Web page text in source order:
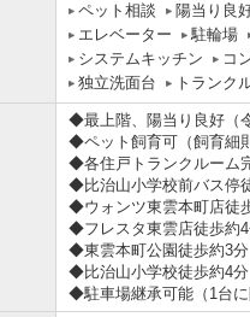
ペット相談 陽当り良
エレベーター
駐輪場
システムキッチン
コ
独立洗面台
トランク
◆最上階、陽当り良好（
◆ペット飼育可（飼育細
◆各住戸トランクルーム
◆比治山小学校前バス停
◆ウォンツ東雲本町店徒
◆フレスタ東雲店徒歩約
◆東雲本町公園徒歩約3分
◆比治山小学校徒歩約4分
◆駐車場継承可能（1台に